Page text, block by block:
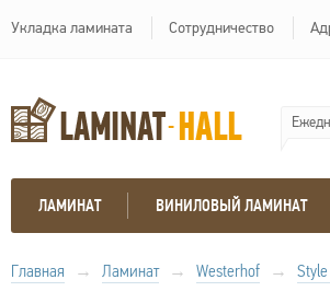
Укладка ламината Сотрудничество
ЛАМИНАТ ВИНИЛОВЫЙ ЛАМИНАТ
Главная → Ламинат → Westerhof →